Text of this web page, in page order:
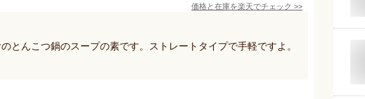
価格と在庫を楽天でチェック >>
とんこつ鍋のスープの素です。ストレートタイプで手軽ですよ。